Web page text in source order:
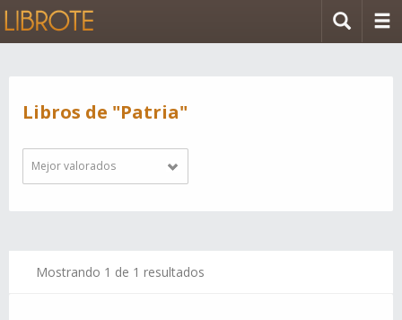
Libros de "Patria"
Mejor valorados
Mostrando 1 de 1 resultados